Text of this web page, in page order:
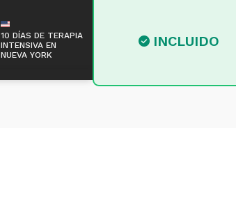
10 DÍAS DE TERAPIA
INTENSIVA EN
NUEVA YORK
INCLUIDO